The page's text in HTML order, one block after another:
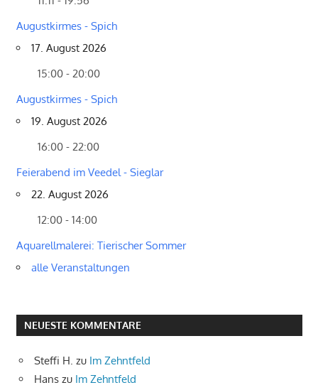
Augustkirmes - Spich
17. August 2026
15:00 - 20:00
Augustkirmes - Spich
19. August 2026
16:00 - 22:00
Feierabend im Veedel - Sieglar
22. August 2026
12:00 - 14:00
Aquarellmalerei: Tierischer Sommer
alle Veranstaltungen
NEUESTE KOMMENTARE
Steffi H. zu Im Zehntfeld
Hans zu Im Zehntfeld